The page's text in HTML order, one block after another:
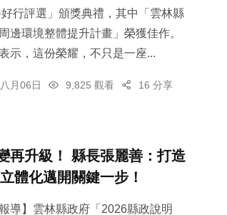
行評選」頒獎典禮，其中「雲林縣
邊環境整體提升計畫」榮獲佳作。
示，這份榮耀，不只是一座...
月06日 9,825 觀看 16 分享
再升級！ 縣長張麗善：打造
體化邁開關鍵一步！
導】雲林縣政府「2026縣政說明